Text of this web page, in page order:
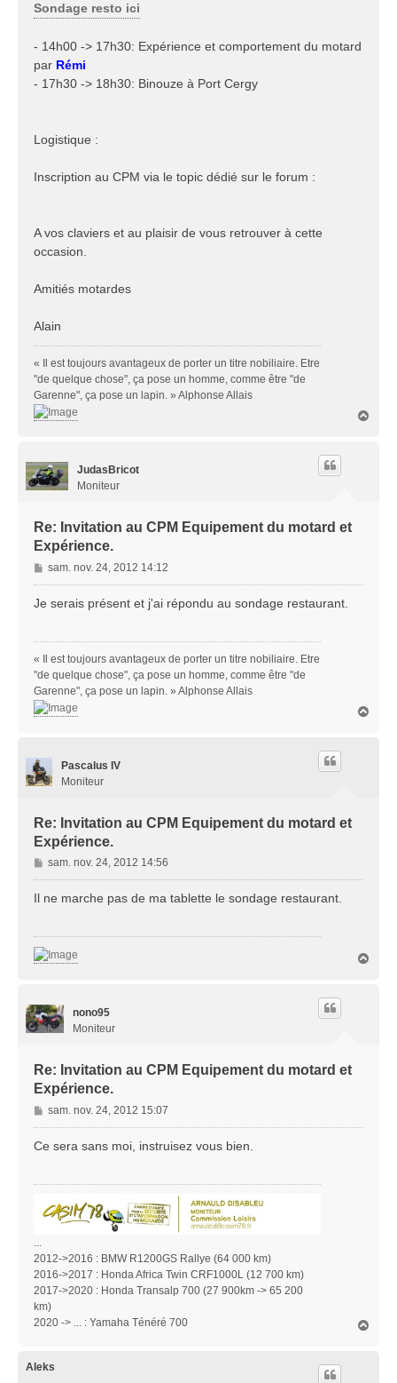
Sondage resto ici
- 14h00 -> 17h30: Expérience et comportement du motard
par Rémi
- 17h30 -> 18h30: Binouze à Port Cergy
Logistique :
Inscription au CPM via le topic dédié sur le forum :
A vos claviers et au plaisir de vous retrouver à cette
occasion.
Amitiés motardes
Alain
« Il est toujours avantageux de porter un titre nobiliaire. Etre
"de quelque chose", ça pose un homme, comme être "de
Garenne", ça pose un lapin. » Alphonse Allais
JudasBricot
Moniteur
Re: Invitation au CPM Equipement du motard et
Expérience.
M
e
g
e
sam. nov. 24, 2012 14:12
Je serais présent et j'ai répondu au sondage restaurant.
« Il est toujours avantageux de porter un titre nobiliaire. Etre
"de quelque chose", ça pose un homme, comme être "de
Garenne", ça pose un lapin. » Alphonse Allais
Pascalus IV
Moniteur
Re: Invitation au CPM Equipement du motard et
Expérience.
M
e
s
e
sam. nov. 24, 2012 14:56
Il ne marche pas de ma tablette le sondage restaurant.
nono95
Moniteur
Re: Invitation au CPM Equipement du motard et
Expérience.
M
e
s
e
sam. nov. 24, 2012 15:07
Ce sera sans moi, instruisez vous bien.
...
2012->2016 : BMW R1200GS Rallye (64 000 km)
2016->2017 : Honda Africa Twin CRF1000L (12 700 km)
2017->2020 : Honda Transalp 700 (27 900km -> 65 200
km)
2020 -> ... : Yamaha Ténéré 700
Aleks